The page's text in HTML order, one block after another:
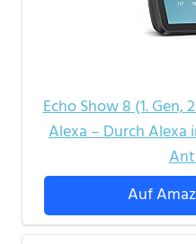
Echo Show 8 (1. Gen,
Alexa – Durch Alexa
Auf